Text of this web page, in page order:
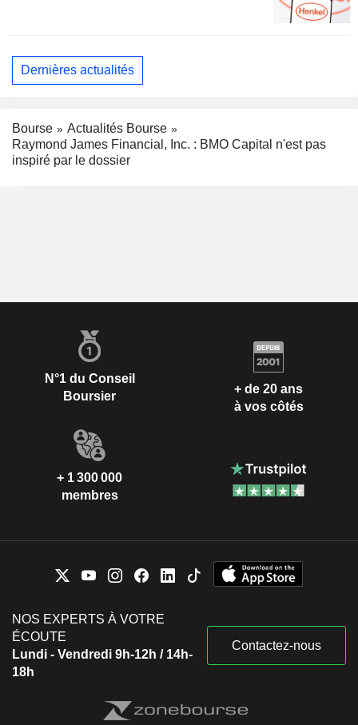
Dernières actualités
Bourse
Actualités Bourse
Raymond James Financial, Inc. : BMO Capital n'est pas
inspiré par le dossier
N°1 du Conseil
Boursier
+ de 20 ans
à vos côtés
+ 1 300 000
membres
NOS EXPERTS À VOTRE
ÉCOUTE
Lundi - Vendredi 9h-12h / 14h-
18h
Contactez-nous